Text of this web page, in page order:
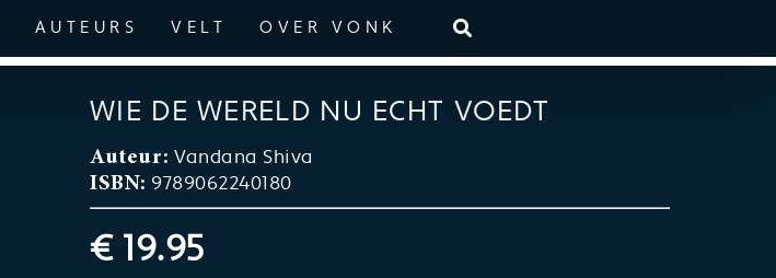
AUTEURS VELT OVER VONK
WIE DE WERELD NU ECHT VOEDT
Auteur: Vandana Shiva
ISBN: 9789062240180
€ 19.95